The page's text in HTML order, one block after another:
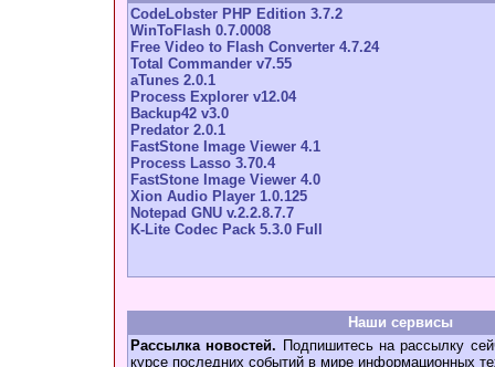
CodeLobster PHP Edition 3.7.2
WinToFlash 0.7.0008
Free Video to Flash Converter 4.7.24
Total Commander v7.55
aTunes 2.0.1
Process Explorer v12.04
Backup42 v3.0
Predator 2.0.1
FastStone Image Viewer 4.1
Process Lasso 3.70.4
FastStone Image Viewer 4.0
Xion Audio Player 1.0.125
Notepad GNU v.2.2.8.7.7
K-Lite Codec Pack 5.3.0 Full
Наши сервисы
Рассылка новостей. Подпишитесь на рассылку
курсе последних событий в мире информационных